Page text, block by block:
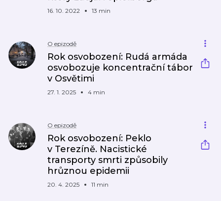
16. 10. 2022 13 min
O epizodě
Rok osvobození: Rudá armáda
osvobozuje koncentrační tábor
v Osvětimi
27. 1. 2025 4 min
O epizodě
Rok osvobození: Peklo
v Terezíně. Nacistické
transporty smrti způsobily
hrůznou epidemii
20. 4. 2025 11 min